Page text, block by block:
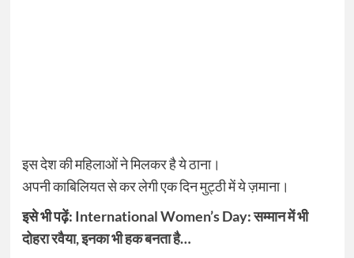
इस देश की महिलाओं ने मिलकर है ये ठाना।
अपनी काबिलियत से कर लेगी एक दिन मुट्ठी में ये ज़माना।
इसे भी पढ़ें: International Women’s Day: सम्मान में भी
दोहरा रवैया, इनका भी हक बनता है…